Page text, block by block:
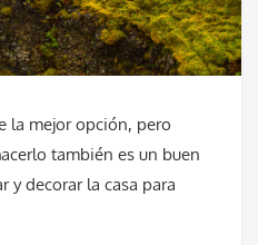
la mejor opción, pero
también es un buen
y decorar la casa para